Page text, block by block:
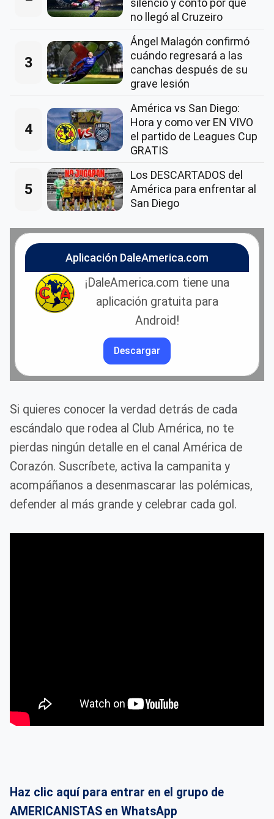
silencio y contó por qué
no llegó al Cruzeiro
3
Ángel Malagón confirmó
cuándo regresará a las
canchas después de su
grave lesión
4
América vs San Diego:
Hora y como ver EN VIVO
el partido de Leagues Cup
GRATIS
5
Los DESCARTADOS del
América para enfrentar al
San Diego
Aplicación DaleAmerica.com
¡DaleAmerica.com tiene una
aplicación gratuita para
Android!
Descargar
Si quieres conocer la verdad detrás de cada
escándalo que rodea al Club América, no te
pierdas ningún detalle en el canal América de
Corazón. Suscríbete, activa la campanita y
acompáñanos a desenmascarar las polémicas,
defender al más grande y celebrar cada gol.
Haz clic aquí para entrar en el grupo de
AMERICANISTAS en WhatsApp